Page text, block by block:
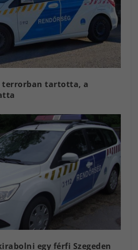
terrorban tartotta, a
egy férfi Szegeden